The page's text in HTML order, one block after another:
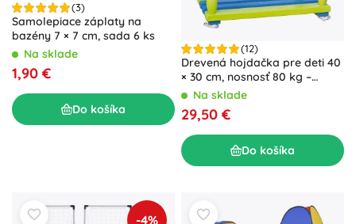
(3)
Samolepiace záplaty na
bazény 7 × 7 cm, sada 6 ks
Na sklade
1,90 €
Do košíka
(12)
Drevená hojdačka pre deti 40
× 30 cm, nosnosť 80 kg –
Modro‑zelená
Na sklade
29,50 €
Do košíka
-4%